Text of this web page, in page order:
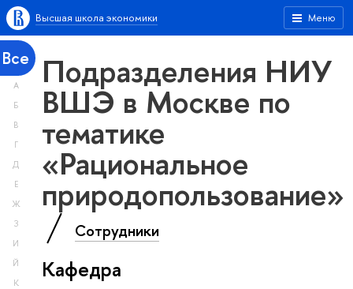
Меню
Высшая школа экономики
Все
А
Б
В
Г
Д
Е
Ж
З
И
Й
К
Подразделения НИУ
ВШЭ в Москве по
тематике
«Рациональное
природопользование»
Сотрудники
Кафедра